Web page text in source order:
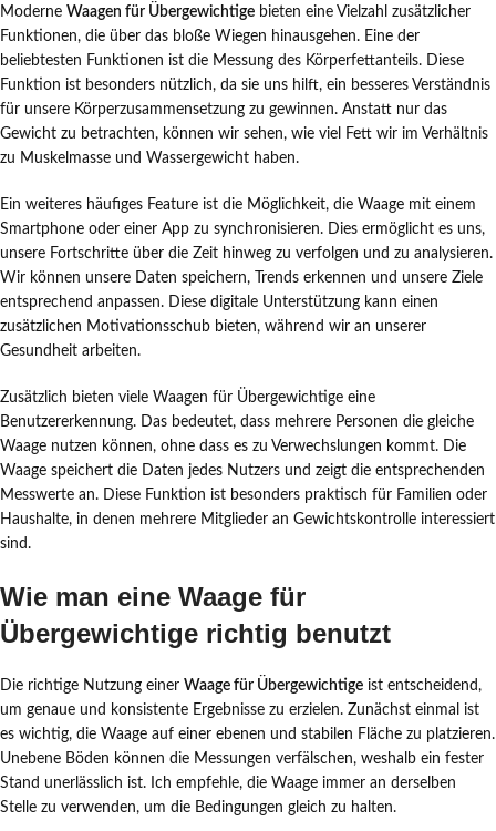
Moderne Waagen für Übergewichtige bieten eine Vielzahl zusätzlicher
Funktionen, die über das bloße Wiegen hinausgehen. Eine der
beliebtesten Funktionen ist die Messung des Körperfettanteils. Diese
Funktion ist besonders nützlich, da sie uns hilft, ein besseres Verständnis
für unsere Körperzusammensetzung zu gewinnen. Anstatt nur das
Gewicht zu betrachten, können wir sehen, wie viel Fett wir im Verhältnis
zu Muskelmasse und Wassergewicht haben.
Ein weiteres häufiges Feature ist die Möglichkeit, die Waage mit einem
Smartphone oder einer App zu synchronisieren. Dies ermöglicht es uns,
unsere Fortschritte über die Zeit hinweg zu verfolgen und zu analysieren.
Wir können unsere Daten speichern, Trends erkennen und unsere Ziele
entsprechend anpassen. Diese digitale Unterstützung kann einen
zusätzlichen Motivationsschub bieten, während wir an unserer
Gesundheit arbeiten.
Zusätzlich bieten viele Waagen für Übergewichtige eine
Benutzererkennung. Das bedeutet, dass mehrere Personen die gleiche
Waage nutzen können, ohne dass es zu Verwechslungen kommt. Die
Waage speichert die Daten jedes Nutzers und zeigt die entsprechenden
Messwerte an. Diese Funktion ist besonders praktisch für Familien oder
Haushalte, in denen mehrere Mitglieder an Gewichtskontrolle interessiert
sind.
Wie man eine Waage für
Übergewichtige richtig benutzt
Die richtige Nutzung einer Waage für Übergewichtige ist entscheidend,
um genaue und konsistente Ergebnisse zu erzielen. Zunächst einmal ist
es wichtig, die Waage auf einer ebenen und stabilen Fläche zu platzieren.
Unebene Böden können die Messungen verfälschen, weshalb ein fester
Stand unerlässlich ist. Ich empfehle, die Waage immer an derselben
Stelle zu verwenden, um die Bedingungen gleich zu halten.